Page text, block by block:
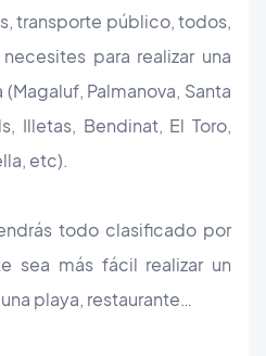
transporte público, todos,
para realizar una
Palmanova, Santa
Illetas, Bendinat, El Toro,
etc).
todo clasificado por
sea más fácil realizar un
playa, restaurante…